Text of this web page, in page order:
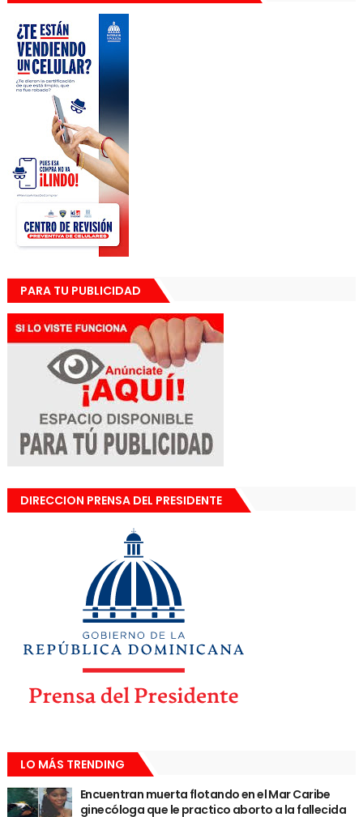
PARA TU PUBLICIDAD
DIRECCION PRENSA DEL PRESIDENTE
LO MÁS TRENDING
Encuentran muerta flotando en el Mar Caribe
ginecóloga que le practico aborto a la fallecida